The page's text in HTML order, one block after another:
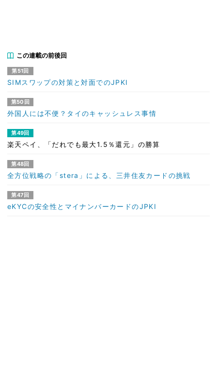
この連載の前後回
第51回
SIMスワップの対策と対面でのJPKI
第50回
外国人には不便？タイのキャッシュレス事情
第49回
楽天ペイ、「だれでも最大1.5％還元」の勝算
第48回
全方位戦略の「stera」による、三井住友カードの挑戦
第47回
eKYCの安全性とマイナンバーカードのJPKI